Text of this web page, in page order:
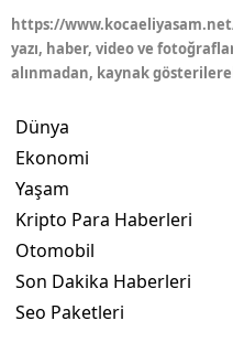
https://
yazı, haber, video ve
alınmadan, kaynak
Dünya
Ekonomi
Yaşam
Kripto Para Haberleri
Otomobil
Son Dakika Haberleri
Seo Paketleri